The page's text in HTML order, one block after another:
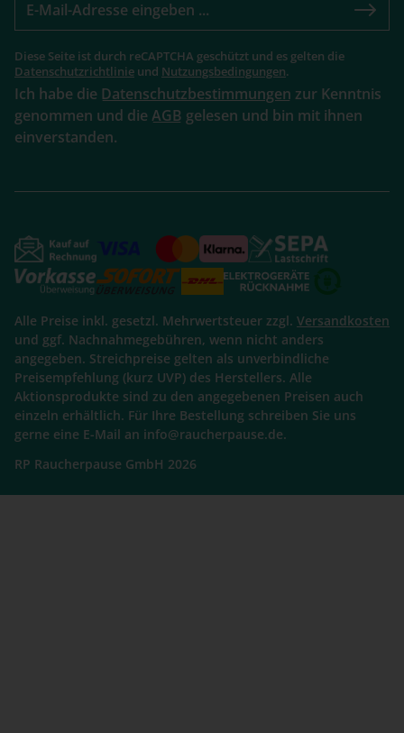
Diese Seite ist durch reCAPTCHA geschützt und es gelten die
Datenschutzrichtlinie und Nutzungsbedingungen.
Ich habe die Datenschutzbestimmungen zur Kenntnis
genommen und die AGB gelesen und bin mit ihnen
einverstanden.
Alle Preise inkl. gesetzl. Mehrwertsteuer zzgl. Versandkosten
und ggf. Nachnahmegebühren, wenn nicht anders
angegeben. Streichpreise gelten als unverbindliche
Preisempfehlung (kurz UVP) des Herstellers. Alle
Aktionsprodukte sind zu den angegebenen Preisen auch
einzeln erhältlich. Für Ihre Bestellung schreiben Sie uns
gerne eine E-Mail an info@raucherpause.de.
RP Raucherpause GmbH 2026